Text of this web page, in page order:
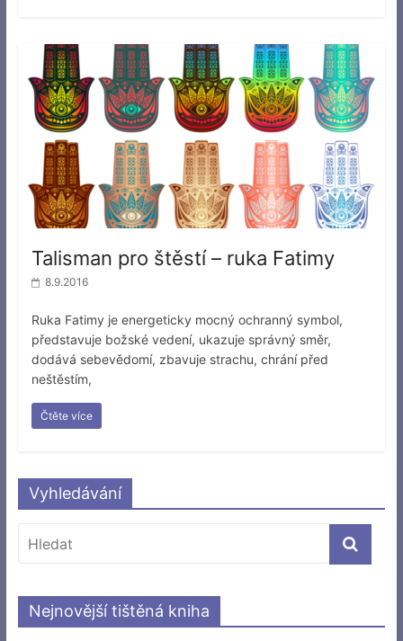
Talisman pro štěstí – ruka Fatimy
8.9.2016
Ruka Fatimy je energeticky mocný ochranný symbol,
představuje božské vedení, ukazuje správný směr,
dodává sebevědomí, zbavuje strachu, chrání před
neštěstím,
Čtěte více
Vyhledávání
Nejnovější tištěná kniha